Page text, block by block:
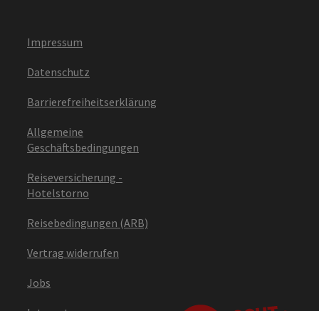
Impressum
Datenschutz
Barrierefreiheitserklärung
Allgemeine
Geschäftsbedingungen
Reiseversicherung -
Hotelstorno
Reisebedingungen (ARB)
Vertrag widerrufen
Jobs